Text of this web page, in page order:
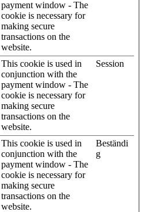
payment window - The
cookie is necessary for
making secure
transactions on the
website.
This cookie is used in
conjunction with the
payment window - The
cookie is necessary for
making secure
transactions on the
website.
Session
This cookie is used in
conjunction with the
payment window - The
cookie is necessary for
making secure
transactions on the
website.
Beständi
g